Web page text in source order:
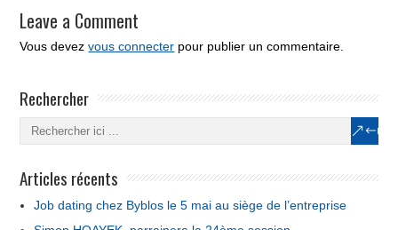
Leave a Comment
Vous devezvous connecter pour publier un commentaire.
Rechercher
Articles récents
Job dating chez Byblos le 5 mai au siège de l’entreprise